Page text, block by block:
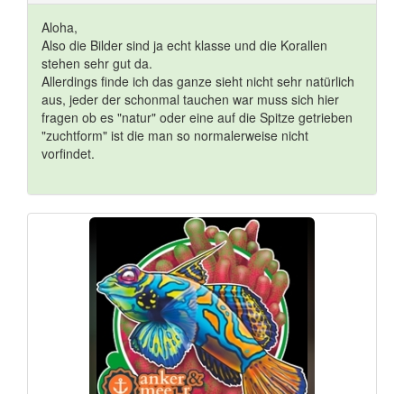
Aloha,
Also die Bilder sind ja echt klasse und die Korallen
stehen sehr gut da.
Allerdings finde ich das ganze sieht nicht sehr natürlich
aus, jeder der schonmal tauchen war muss sich hier
fragen ob es "natur" oder eine auf die Spitze getrieben
"zuchtform" ist die man so normalerweise nicht
vorfindet.